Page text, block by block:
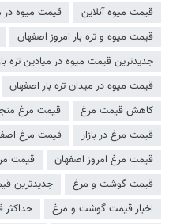
قیمت میوه آنلاین
قیمت میوه در
قیمت میوه و تره بار امروز اصفهان
جدیدترین قیمت میوه در میادین تره
قیمت میوه در میدان تره بار اصفهان
کاهش قیمت مرغ
قیمت مرغ
قیمت مرغ در بازار
قیمت مرغ
قیمت مرغ امروز اصفهان
قیمت
قیمت گوشت و مرغ
جدیدترین
اخبار قیمت گوشت و مرغ